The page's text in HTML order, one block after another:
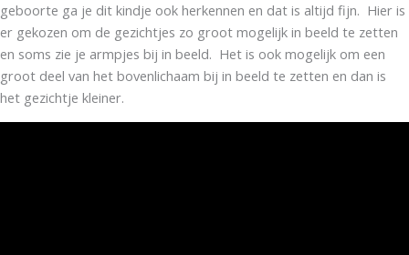
geboorte ga je dit kindje ook herkennen en dat is altijd fijn. Hier is
er gekozen om de gezichtjes zo groot mogelijk in beeld te zetten
en soms zie je armpjes bij in beeld. Het is ook mogelijk om een
groot deel van het bovenlichaam bij in beeld te zetten en dan is
het gezichtje kleiner.